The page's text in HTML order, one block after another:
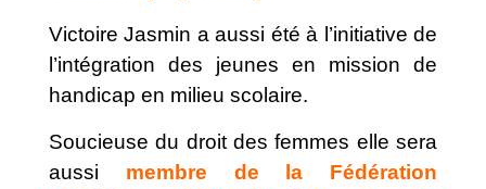
Victoire Jasmin a aussi été à l’initiative de
l’intégration des jeunes en mission de
handicap en milieu scolaire.
Soucieuse du droit des femmes elle sera
aussi membre de la Fédération